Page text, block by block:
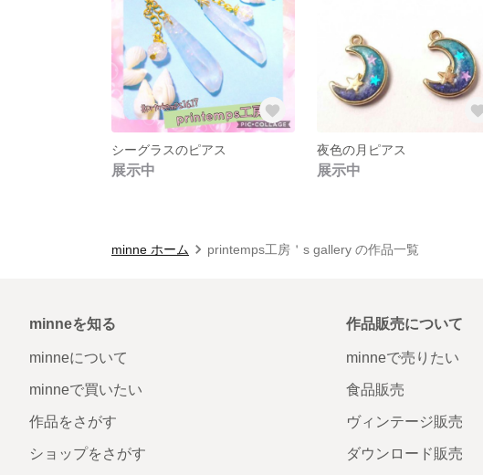
シーグラスのピアス
展示中
夜色の月ピアス
展示中
minne ホーム printemps工房＇s gallery の作品一覧
minneを知る
minneについて
minneで買いたい
作品をさがす
ショップをさがす
作品販売について
minneで売りたい
食品販売
ヴィンテージ販売
ダウンロード販売